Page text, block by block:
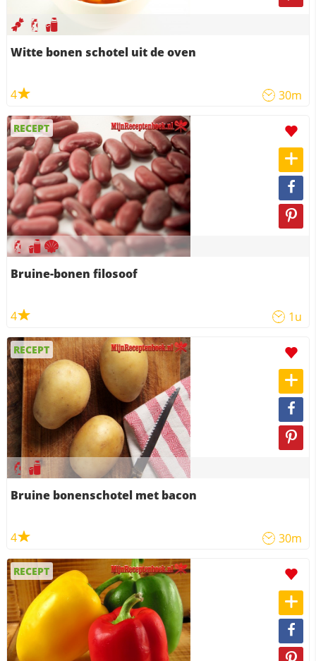
Witte bonen schotel uit de oven
4 30m
RECEPT
Bruine-bonen filosoof
4 1u
RECEPT
Bruine bonenschotel met bacon
4 30m
RECEPT